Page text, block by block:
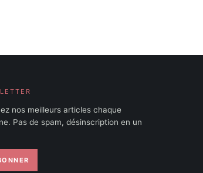
nos meilleurs articles chaque
Pas de spam, désinscription en un